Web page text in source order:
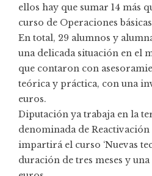
ellos hay que sumar 14 más
curso de Operaciones
En total, 29 alumnos y
una delicada situación en el
que contaron con
teórica y práctica, con una
euros.
Diputación ya trabaja en la
denominada de
impartirá el curso ‘Nuevas
duración de tres meses y